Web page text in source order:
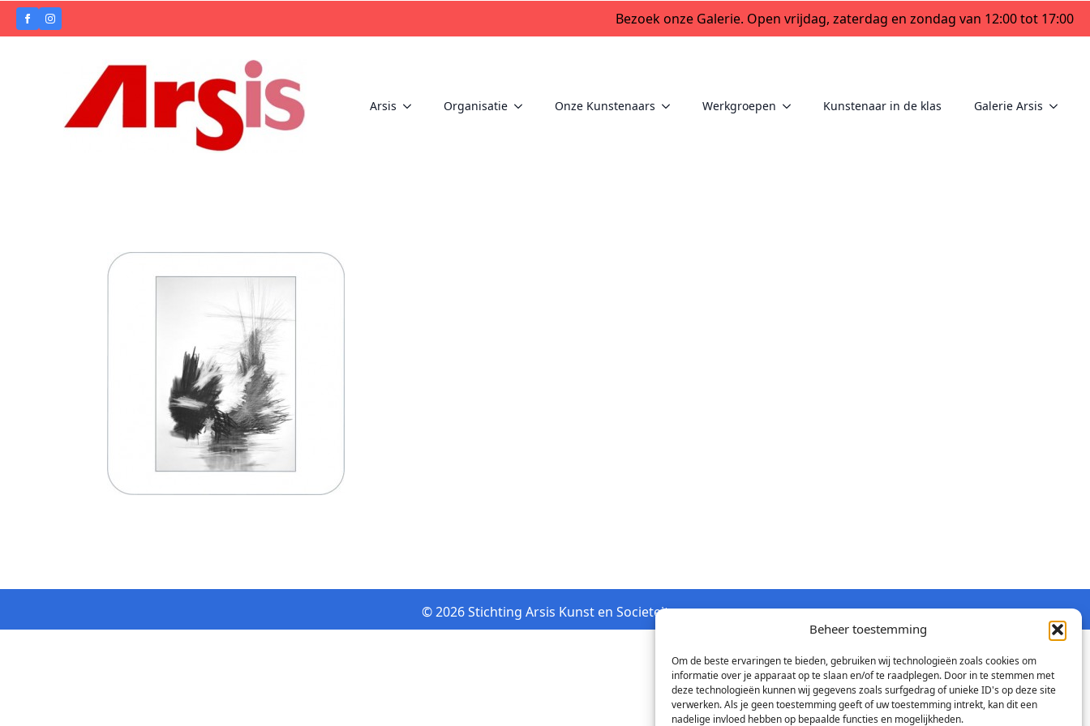
Beheer toestemming
Om de beste ervaringen te bieden, gebruiken wij technologieën zoals cookies om
informatie over je apparaat op te slaan en/of te raadplegen. Door in te stemmen met
deze technologieën kunnen wij gegevens zoals surfgedrag of unieke ID's op deze site
verwerken. Als je geen toestemming geeft of uw toestemming intrekt, kan dit een
nadelige invloed hebben op bepaalde functies en mogelijkheden.
Bezoek onze Galerie. Open vrijdag, zaterdag en zondag van 12:00 tot 17:00
Arsis Organisatie Onze Kunstenaars Werkgroepen Kunstenaar in de klas Galerie Arsis
© 2026 Stichting Arsis Kunst en Societeit